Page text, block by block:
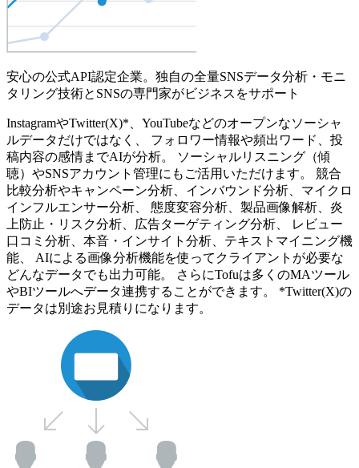
安心の公式API認定企業。独自の全量SNSデータ分析・モニ
タリング技術とSNSの専門家がビジネスをサポート
InstagramやTwitter(X)*、YouTubeなどのオープンなソーシャ
ルデータだけではなく、 フォロワー情報や頻出ワード、投
稿内容の感情までAIが分析。 ソーシャルリスニング（傾
聴）やSNSアカウント管理にもご活用いただけます。 競合
比較分析やキャンペーン分析、インバウンド分析、マイクロ
インフルエンサー分析、 態度変容分析、製品画像解析、炎
上防止・リスク分析、広告ターゲティング分析、 レビュー
口コミ分析、本音・インサイト分析、テキストマイニング機
能、 AIによる画像分析機能を使ってクライアントが必要な
どんなデータでも出力可能。 さらにTofuは多くのMAツール
やBIツールへデータ連携することができます。 *Twitter(X)の
データは別途お見積りになります。